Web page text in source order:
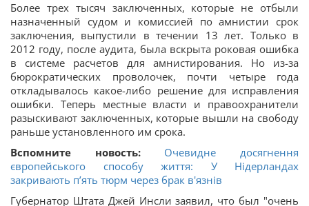
Более трех тысяч заключенных, которые не отбыли
назначенный судом и комиссией по амнистии срок
заключения, выпустили в течении 13 лет. Только в
2012 году, после аудита, была вскрыта роковая ошибка
в системе расчетов для амнистирования. Но из-за
бюрократических проволочек, почти четыре года
откладывалось какое-либо решение для исправления
ошибки. Теперь местные власти и правоохранители
разыскивают заключенных, которые вышли на свободу
раньше установленного им срока.
Вспомните новость: Очевидне досягнення
європейського способу життя: У Нідерландах
закривають п’ять тюрм через брак в'язнів
Губернатор Штата Джей Инсли заявил, что был "очень